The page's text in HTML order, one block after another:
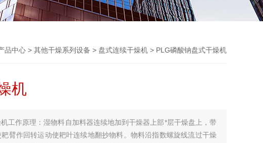
品中心 > 其他干燥系列设备 > 盘式连续干燥机 > PLG磷酸钠盘式干燥机
机
工作原理：湿物料自加料器连续地加到干燥器上部*层干燥盘上，带
臂作回转运动使耙叶连续地翻抄物料。物料沿指数螺旋线流过干燥